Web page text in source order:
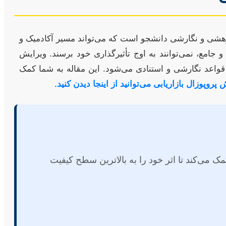
پژوهشی و نگارشی دانشجو است که می‌تواند مسیر آکادمیک و
نمی‌توانند به اوج تأثیرگذاری خود برسند. ویرایش
قواعد نگارشی و استنادی می‌شود. این مقاله به شما کمک
بازاریابی می‌توانید از اینجا دیدن کنید.
می‌کند تا اثر خود را به بالاترین سطح کیفیت